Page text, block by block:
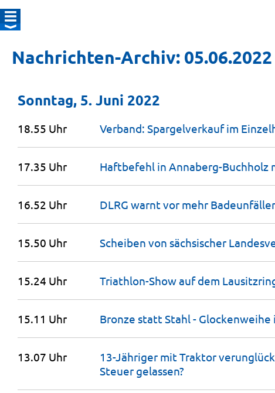
Nachrichten-Archiv: 05.06.2022
Sonntag, 5. Juni 2022
18.55 Uhr Verband: Spargelverkauf im
17.35 Uhr Haftbefehl in Annaberg-Buchholz
16.52 Uhr DLRG warnt vor mehr
15.50 Uhr Scheiben von sächsischer
15.24 Uhr Triathlon-Show auf dem
15.11 Uhr Bronze statt Stahl - Glockenweihe
13.07 Uhr
13-Jähriger mit Traktor
Steuer gelassen?